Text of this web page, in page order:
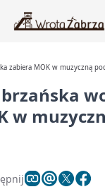
zabiera MOK w muzyczną
w